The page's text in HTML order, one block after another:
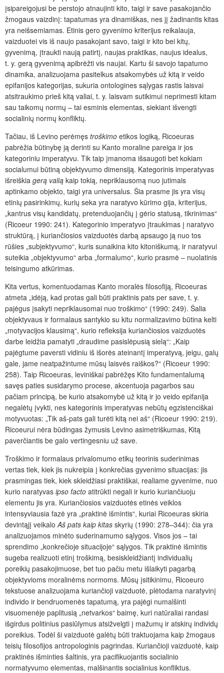
įsipareigojusi be perstojo atnaujinti kito, taigi ir save pasakojančio
žmogaus vaizdinį: tapatumas yra dinamiškas, nes jį žadinantis kitas
yra neišsemiamas. Etinis gero gyvenimo kriterijus reikalauja,
vaizduotei vis iš naujo pasakojant savo, taigi ir kito bei kitų,
gyvenimą, įtraukti naują patirtį, naujas praktikas, naujus idealus,
t. y. gerą gyvenimą apibrėžti vis naujai. Kartu ši savojo tapatumo
dinamika, analizuojama pasitelkus atsakomybės už kitą ir veido
epifanijos kategorijas, sukuria ontologines sąlygas rastis laisvai
atsitraukimo prieš kitą valiai, t. y. laisvam sutikimui neprimesti kitam
sau taikomų normų – tai esminis elementas, siekiant išvengti
socialinių normų konfliktų.
Tačiau, iš Levino perėmęs troškimo etikos logiką, Ricoeuras
pabrėžia būtinybę ją derinti su Kanto moraline pareiga ir jos
kategoriniu imperatyvu. Tik taip įmanoma išsaugoti bet kokiam
socialumui būtiną objektyvumo dimensiją. Kategorinis imperatyvas
išreiškia gerą valią kaip tokią, nepriklausomą nuo jutimais
aptinkamo objekto, taigi yra universalus. Šia prasme jis yra visų
etinių pasirinkimų, kurių seka yra naratyvo kūrimo gija, kriterijus,
„kantrus visų kandidatų, pretenduojančių į gėrio statusą, tikrinimas“
(Ricoeur 1990: 241). Kategorinio imperatyvo įtraukimas į naratyvo
struktūrą, į kuriančiosios vaizduotės darbą apsaugo ją nuo tos
rūšies „subjektyvumo“, kuris sunaikina kito kitoniškumą, ir naratyvui
suteikia „objektyvumo“ arba „formalumo“, kurio prasmė – nuolatinis
teisingumo atkūrimas.
Kita vertus, komentuodamas Kanto moralės filosofiją, Ricoeuras
atmeta „idėją, kad protas gali būti praktinis pats per save, t. y.
pajėgus įsakyti nepriklausomai nuo troškimo“ (1990: 249). Šalia
objektyvaus ir formalaus santykio su kitu normalizavimo būtina kelti
„motyvacijos klausimą“, kurio refleksija kuriančiosios vaizduotės
darbe leidžia pamatyti „draudime pasislėpusią sielą“: „Kaip
pajėgtume paversti vidiniu iš išorės ateinantį imperatyvą, jeigu, galų
gale, jame neatpažintume mūsų laisvės raiškos?“ (Ricoeur 1990:
258). Taip Ricoeuras, leviniškai pabrėžęs Kito fundamentalumą
savęs paties susidarymo procese, akcentuoja pagarbos sau
pačiam principą, be kurio atsakomybė už kitą ir jo veido epifanija
negalėtų įvykti, nes kategorinis imperatyvas nebūtų egzistenciškai
motyvuotas: „Tik aš-pats gali turėti kitą nei aš“ (Ricoeur 1990: 219).
Ricoeurui nėra būdingas žymusis Levino asimetriškumas, Kitą
paverčiantis be galo vertingesniu už save.
Troškimo ir formalaus privalomumo etikų teorinis suderinimas
vertas tiek, kiek jis nukreipia į konkrečias gyvenimo situacijas: jis
prasmingas tiek, kiek skleidžiasi praktiškai, realiame gyvenime, nuo
kurio naratyvas ipso facto atitrūkti negali ir kurio kuriančiuoju
elementu jis yra. Kuriančiosios vaizduotės etinės veiklos
intensyviausia fazė yra „praktinė išmintis“, kuriai Ricoeuras skiria
devintąjį veikalo Aš pats kaip kitas skyrių (1990: 278–344): čia yra
analizuojamos minėto suderinamumo sąlygos. Visos jos – tai
sprendimo „konkrečioje situacijoje“ sąlygos. Tik praktinė išmintis
sugeba realizuoti etinį troškimą, besiskleidžiantį individualių
poreikių pasakojimuose, bet tuo pačiu metu išlaikyti pagarbą
objektyvioms moralinėms normoms. Mūsų įsitikinimu, Ricoeuro
tekstuose analizuojama kuriančioji vaizduotė, plėtodama naratyvinį
individo ir bendruomenės tapatumą, yra pajėgi numalšinti
visuomenėje paplitusią „netvarkos“ baimę, kuri natūraliai randasi
išgirdus politinius pasiūlymus atsižvelgti į mažumų ir atskirų individų
poreikius. Todėl ši vaizduotė galėtų būti traktuojama kaip žmogaus
teisių filosofijos antropologinis pagrindas. Kuriančioji vaizduotė, kaip
praktinės išminties šaltinis, yra pacifikuojantis socialinio
normatyvumo elementas, malšinantis socialinius konfliktus.